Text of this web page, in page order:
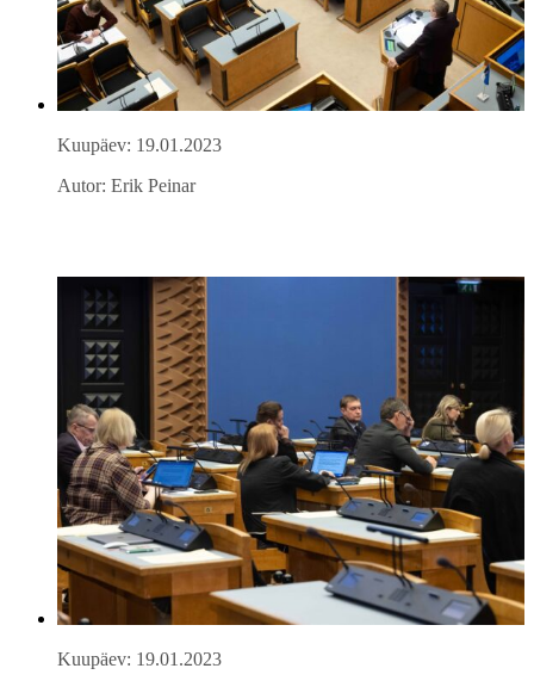
Kuupäev: 19.01.2023
Autor: Erik Peinar
Kuupäev: 19.01.2023